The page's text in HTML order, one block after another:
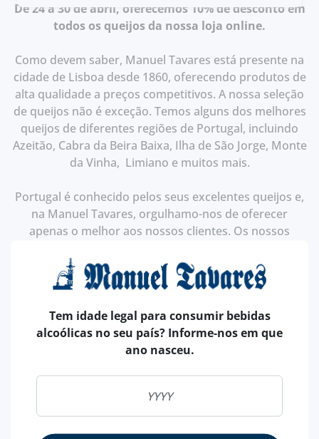
De 24 a 30 de abril, oferecemos 10% de desconto em
todos os queijos da nossa loja online.
Como devem saber, Manuel Tavares está presente na
cidade de Lisboa desde 1860, oferecendo produtos de
alta qualidade a preços competitivos. A nossa seleção
de queijos não é exceção. Temos alguns dos melhores
queijos de diferentes regiões de Portugal, incluindo
Azeitão, Cabra da Beira Baixa, Ilha de São Jorge, Monte
da Vinha, Limiano e muitos mais.
Portugal é conhecido pelos seus excelentes queijos e,
na Manuel Tavares, orgulhamo-nos de oferecer
apenas o melhor aos nossos clientes. Os nossos
Vaca ou Cabra e são protegidos pela Denominação de
Origem, que garante a comprovação da qualidade.
A nossa loja online permite que você navegue e
compre na nossa secção de queijos no conforto da sua
casa ou em qualquer lugar.
experimentar algumas de nossas variedades mais
populares ou descobrir algo novo.
Tem idade legal para consumir bebidas
alcoólicas no seu país? Informe-nos em que
ano nasceu.